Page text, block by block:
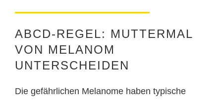
ABCD-REGEL: MUTTERMAL
VON MELANOM
UNTERSCHEIDEN
Die gefährlichen Melanome haben typische